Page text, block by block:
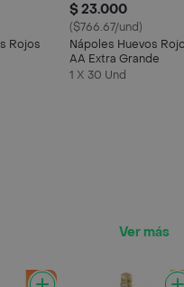
Rojos
$ 23.000
($766.67/und)
Nápoles Huevos
AA Extra Grande
1 X 30 Und
Ver más